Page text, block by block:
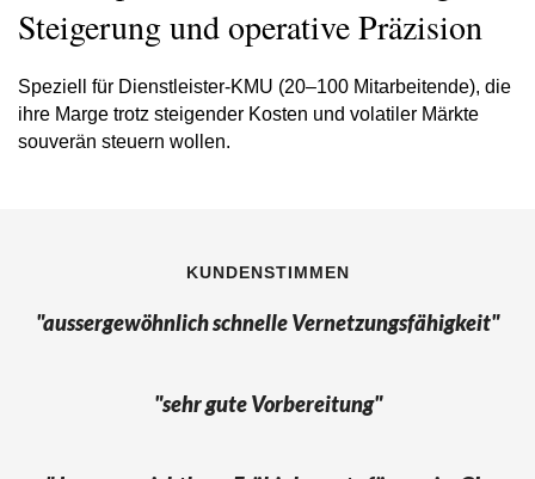
Steigerung und operative Präzision
Speziell für Dienstleister-KMU (20–100 Mitarbeitende), die
ihre Marge trotz steigender Kosten und volatiler Märkte
souverän steuern wollen.
KUNDENSTIMMEN
"aussergewöhnlich schnelle Vernetzungsfähigkeit"
"sehr gute Vorbereitung"